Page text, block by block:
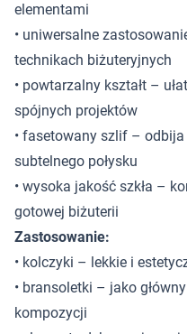
elementami
• uniwersalne
technikach biżuteryjnych
• powtarzalny kształt –
spójnych projektów
• fasetowany szlif –
subtelnego połysku
• wysoka jakość szkła –
gotowej biżuterii
Zastosowanie:
• kolczyki – lekkie i
• bransoletki – jako
kompozycji